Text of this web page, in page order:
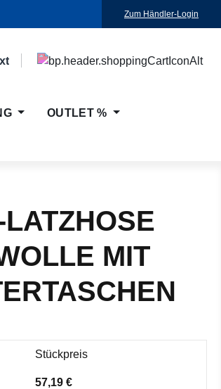
Zum Händler-Login
OUTLET %
MIT
Stückpreis
57,19 €